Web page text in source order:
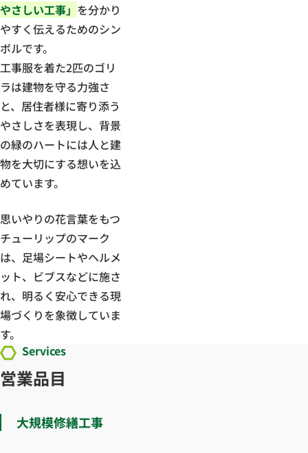
やさしい工事」 を分かり
やすく伝えるためのシン
ボルです。
工事服を着た2匹のゴリ
ラは建物を守る力強さ
と、居住者様に寄り添う
やさしさを表現し、背景
の緑のハートには人と建
物を大切にする想いを込
めています。
思いやりの花言葉をもつ
チューリップのマーク
は、足場シートやヘルメ
ット、ビブスなどに施さ
れ、明るく安心できる現
場づくりを象徴していま
す。
Services
営業品目
大規模修繕工事